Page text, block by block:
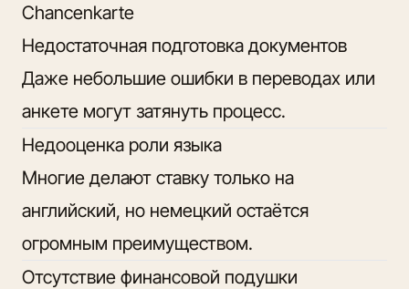
Chancenkarte
Недостаточная подготовка документов
Даже небольшие ошибки в переводах или
анкете могут затянуть процесс.
Недооценка роли языка
Многие делают ставку только на
английский, но немецкий остаётся
огромным преимуществом.
Отсутствие финансовой подушки